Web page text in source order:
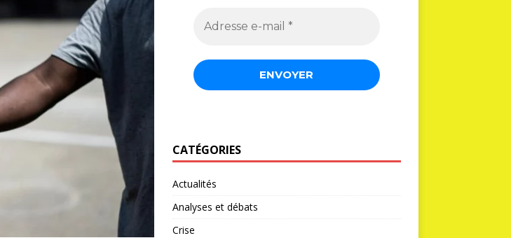
CATÉGORIES
Actualités
Analyses et débats
Crise